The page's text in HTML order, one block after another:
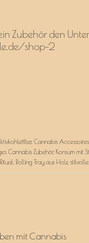
Zubehör den
shop-2
, Cannabis Accessoires
Cannabis Zubehör, Konsum mit
Ritual, Rolling Tray aus Holz,
mit Cannabis